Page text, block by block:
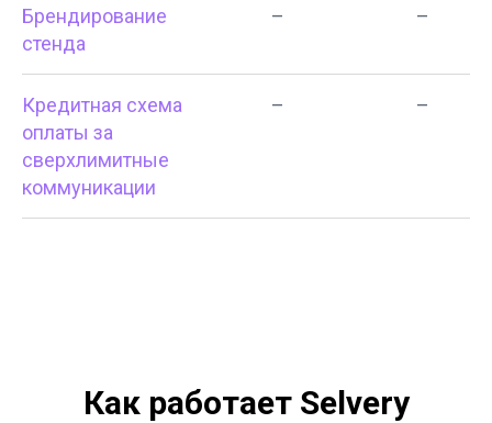
Брендирование
стенда
– –
Кредитная схема
оплаты за
сверхлимитные
коммуникации
– –
Как работает Selvery